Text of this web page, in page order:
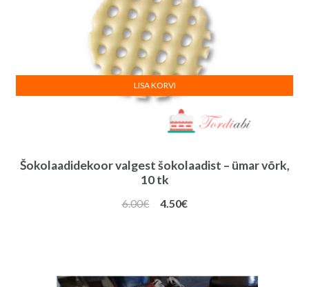
Šokolaadidekoor valgest šokolaadist – ümar võrk,
10 tk
6.00€
Algne
4.50€Praegune
LISA KORVI